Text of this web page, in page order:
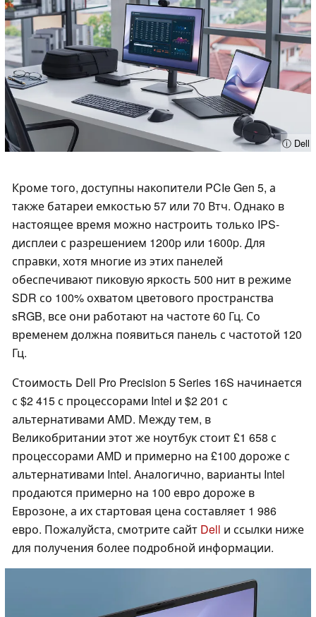
ⓘ Dell
Кроме того, доступны накопители PCIe Gen 5, а
также батареи емкостью 57 или 70 Втч. Однако в
настоящее время можно настроить только IPS-
дисплеи с разрешением 1200p или 1600p. Для
справки, хотя многие из этих панелей
обеспечивают пиковую яркость 500 нит в режиме
SDR со 100% охватом цветового пространства
sRGB, все они работают на частоте 60 Гц. Со
временем должна появиться панель с частотой 120
Гц.
Стоимость Dell Pro Precision 5 Series 16S начинается
с $2 415 с процессорами Intel и $2 201 с
альтернативами AMD. Между тем, в
Великобритании этот же ноутбук стоит £1 658 с
процессорами AMD и примерно на £100 дороже с
альтернативами Intel. Аналогично, варианты Intel
продаются примерно на 100 евро дороже в
Еврозоне, а их стартовая цена составляет 1 986
евро. Пожалуйста, смотрите сайт Dell и ссылки ниже
для получения более подробной информации.